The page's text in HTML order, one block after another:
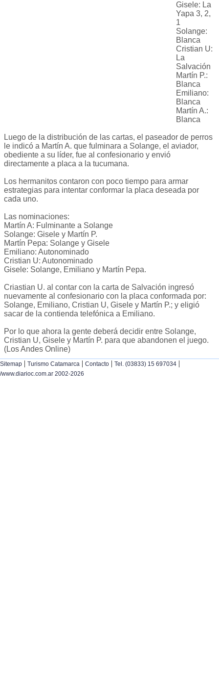
Gisele: La
Yapa 3, 2,
1
Solange:
Blanca
Cristian U:
La
Salvación
Martín P.:
Blanca
Emiliano:
Blanca
Martín A.:
Blanca
Luego de la distribución de las cartas, el paseador de perros
le indicó a Martín A. que fulminara a Solange, el aviador,
obediente a su líder, fue al confesionario y envió
directamente a placa a la tucumana.
Los hermanitos contaron con poco tiempo para armar
estrategias para intentar conformar la placa deseada por
cada uno.
Las nominaciones:
Martín A: Fulminante a Solange
Solange: Gisele y Martín P.
Martín Pepa: Solange y Gisele
Emiliano: Autonominado
Cristian U: Autonominado
Gisele: Solange, Emiliano y Martín Pepa.
Criastian U. al contar con la carta de Salvación ingresó
nuevamente al confesionario con la placa conformada por:
Solange, Emiliano, Cristian U, Gisele y Martín P.; y eligió
sacar de la contienda telefónica a Emiliano.
Por lo que ahora la gente deberá decidir entre Solange,
Cristian U, Gisele y Martín P. para que abandonen el juego.
(Los Andes Online)
Sitemap | Turismo Catamarca | Contacto | Tel. (03833) 15 697034 |
/www.diarioc.com.ar 2002-2026